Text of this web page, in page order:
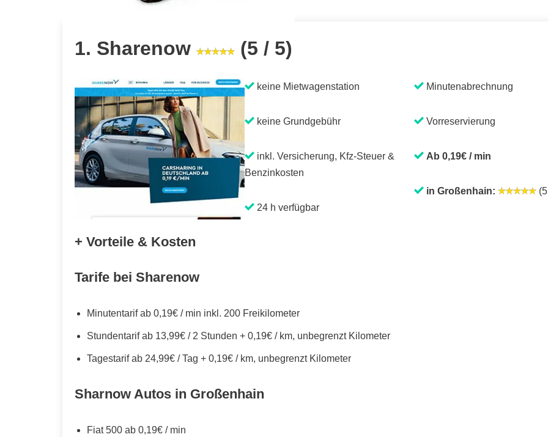
1. Sharenow (5 / 5)
keine Mietwagenstation
keine Grundgebühr
inkl. Versicherung, Kfz-Steuer &
Benzinkosten
24 h verfügbar
Minutenabrechnung
Vorreservierung
Ab 0,19€ / min
in Großenhain:
+ Vorteile & Kosten
Tarife bei Sharenow
Minutentarif ab 0,19€ / min inkl. 200 Freikilometer
Stundentarif ab 13,99€ / 2 Stunden + 0,19€ / km, unbegrenzt Kilometer
Tagestarif ab 24,99€ / Tag + 0,19€ / km, unbegrenzt Kilometer
Sharnow Autos in Großenhain
Fiat 500 ab 0,19€ / min